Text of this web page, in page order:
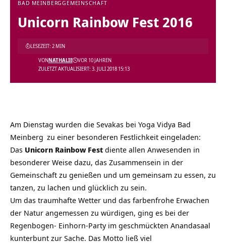
BAD MEINBERGGEMEINSCHAFT
Unicorn Rainbow Fest 2016
ZULETZT AKTUALISIERT: 3. JULI 2018 15:13
VONNATHALIE VOR 10 JAHREN
LESEZEIT: 2 MIN
Am Dienstag wurden die Sevakas bei Yoga Vidya Bad
Meinberg zu einer besonderen Festlichkeit eingeladen:
Das Unicorn Rainbow Fest diente allen Anwesenden in
besonderer Weise dazu, das Zusammensein in der
Gemeinschaft zu genießen und um gemeinsam zu essen, zu
tanzen, zu lachen und glücklich zu sein.
Um das traumhafte Wetter und das farbenfrohe Erwachen
der Natur angemessen zu würdigen, ging es bei der
Regenbogen- Einhorn-Party im geschmückten Anandasaal
kunterbunt zur Sache. Das Motto ließ viel